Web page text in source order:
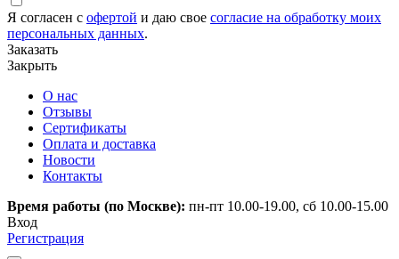
Я согласен с офертой и даю свое согласие на обработку моих
персональных данных.
Заказать
Закрыть
О нас
Отзывы
Сертификаты
Оплата и доставка
Новости
Контакты
Время работы (по Москве): пн-пт 10.00-19.00, сб 10.00-15.00
Вход
Регистрация